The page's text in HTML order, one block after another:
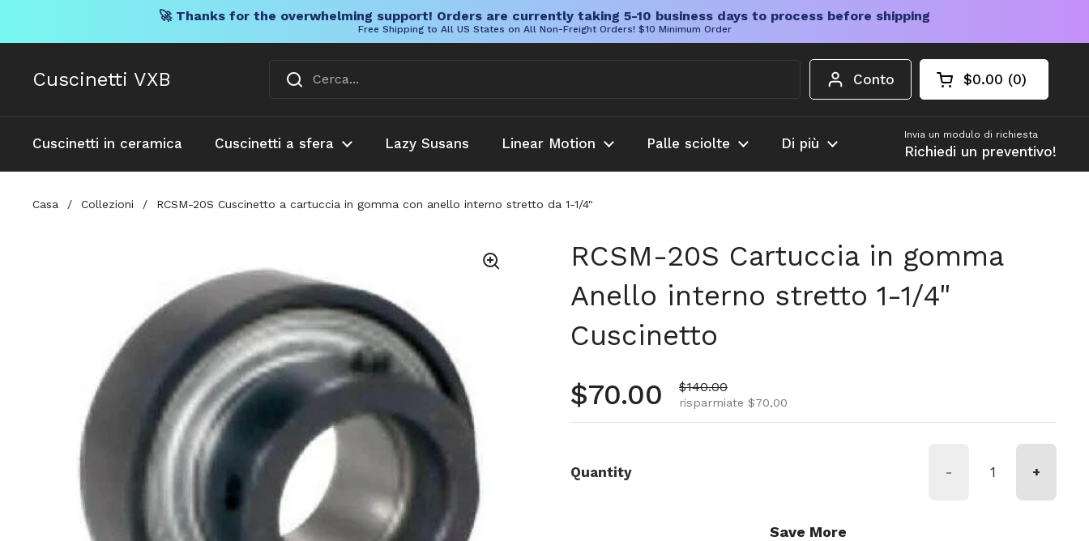
🚀 Thanks for the overwhelming support! Orders are currently taking 5-10 business days to process before shipping
Free Shipping to All US States on All Non-Freight Orders! $10 Minimum Order
Cuscinetti VXB Conto Carrello aperto
Totale del
$0.00 0
prodotti nel
Cuscinetti in ceramica Cuscinetti a sfera Lazy Susans Linear Motion Palle sciolte Di più
Invia un modulo di richiesta
Richiedi un preventivo!
Casa / Collezioni / RCSM-20S Cuscinetto a cartuccia in gomma con anello interno stretto da 1-1/4"
RCSM-20S Cartuccia in gomma
Anello interno stretto 1-1/4"
Cuscinetto
Prezzo normale
$70.00 Prezzo di vendita
$140.00
risparmiate $70,00
Quantity - +
Save More